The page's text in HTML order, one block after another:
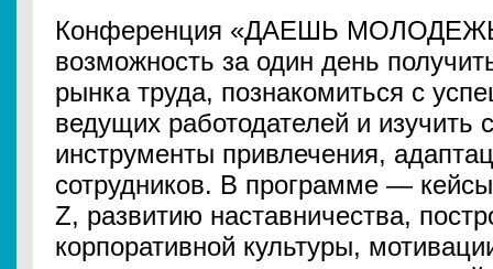
Конференция «ДАЕШЬ
возможность за один день
рынка труда, познакомиться с
ведущих работодателей и изучить
инструменты привлечения,
сотрудников. В программе —
Z, развитию наставничества,
корпоративной культуры,